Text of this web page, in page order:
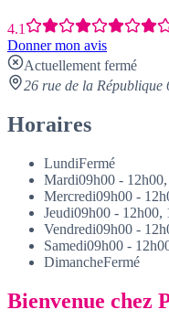
4.1
Donner mon avis
Actuellement fermé
26 rue de la République
Horaires
LundiFermé
Mardi09h00 -
Mercredi09h00 -
Jeudi09h00 - 12h00,
Vendredi09h00 -
Samedi09h00 -
DimancheFermé
Bienvenue chez